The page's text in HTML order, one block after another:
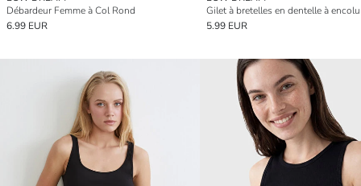
Débardeur Femme à Col Rond
6.99 EUR
5.99 EUR